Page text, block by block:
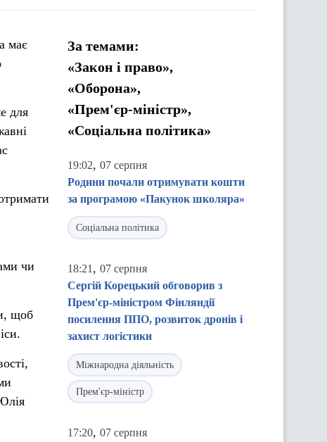
має
для
чи
щоб
За темами:
«Закон і право»,
«Оборона»,
«Прем'єр-міністр»,
«Соціальна політика»
19:02, 07 серпня
Родини почали отримувати кошти
за програмою «Пакунок школяра»
Соціальна політика
18:21 , 07 серпня
Сергій Корецький обговорив з
Прем'єр-міністром Фінляндії
посилення ППО, розвиток дронів і
захист логістики
Міжнародна діяльність
Прем'єр-міністр
17:20, 07 серпня